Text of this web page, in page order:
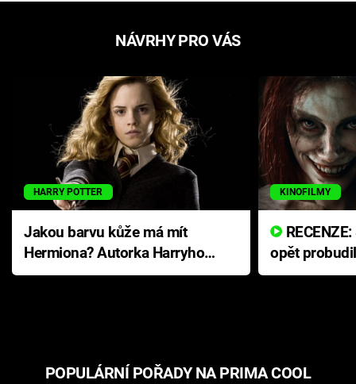
NÁVRHY PRO VÁS
HARRY POTTER
Jakou barvu kůže má mít
Hermiona? Autorka Harryho
Pottera přišla s ráznou
KINOFILMY
opět
přichází s
POPULÁRNÍ POŘADY NA PRIMA COOL